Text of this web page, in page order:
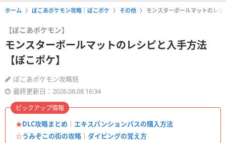
ホーム ぽこあポケモン攻略｜ぽこポケ その他 モンスターボールマットのレ
【ぽこあポケモン】
モンスターボールマットのレシピと入手方法
【ぽこポケ】
ぽこあポケモン攻略班
最終更新日：2026.08.08 16:34
★DLC攻略まとめ ｜ エキスパンションパスの購入方法
☆うみぞこの街の攻略 ｜ ダイビングの覚え方
ピックアップ情報